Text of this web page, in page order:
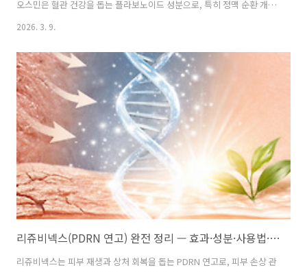
오스민은 혈관 건강을 돕는 플라보노이드 성분으로, 특히 정맥 순환 개선
과 혈관 강화에 도움을 줄 수 있는 것으로 알려져 있습니다.이번 글에서
고 자주 묻는 질문까지 쉽게 정리했습니다.디오스민이란?디오스민
(Diosmin)은 감귤류 껍질에서 추출되는 플라보노이드 계열 성분입니다.
플라보노이드는 항산화 작용을 하는 식물성 화합물로 혈관 건강을 보호
하는 역할을 합니다.특히 디오스민은 정맥 혈관의 탄력을 높이고 혈액 순
환을 개선하는 데 도움을 줄 수 있어 하지정맥류 관리, 다리 붓기 완화, 치
질 증상 ..
2026. 3. 9.
리쥬비넥스(PDRN 연고) 완전 정리 — 효과·성분·사용법·부작용 · FAQ
리쥬비넥스는 피부 재생과 상처 회복을 돕는 PDRN 연고로, 피부 손상 관